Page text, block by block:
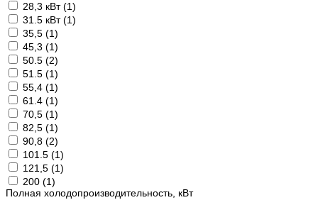
28,3 кВт (1)
31.5 кВт (1)
35,5 (1)
45,3 (1)
50.5 (2)
51.5 (1)
55,4 (1)
61.4 (1)
70,5 (1)
82,5 (1)
90,8 (2)
101.5 (1)
121,5 (1)
200 (1)
Полная холодопроизводительность, кВт